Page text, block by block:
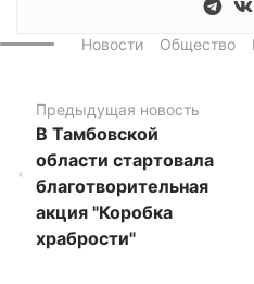
Новости Общество
Предыдущая новость
В Тамбовской
области стартовала
благотворительная
акция "Коробка
храбрости"